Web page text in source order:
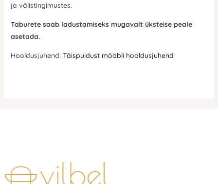
ja välistingimustes.
Taburete saab ladustamiseks mugavalt üksteise peale
asetada.
Hooldusjuhend: Täispuidust mööbli hooldusjuhend